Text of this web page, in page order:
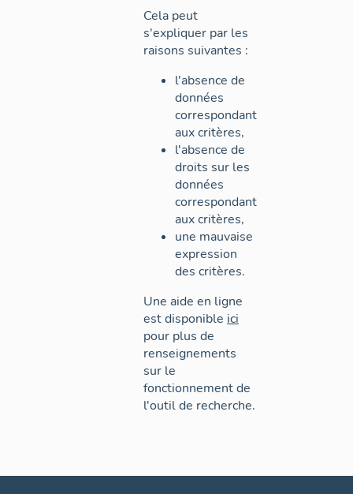
Cela peut
s'expliquer par les
raisons suivantes :
l'absence de
données
correspondant
aux critères,
l'absence de
droits sur les
données
correspondant
aux critères,
une mauvaise
expression
des critères.
Une aide en ligne
est disponible ici
pour plus de
renseignements
sur le
fonctionnement de
l'outil de recherche.